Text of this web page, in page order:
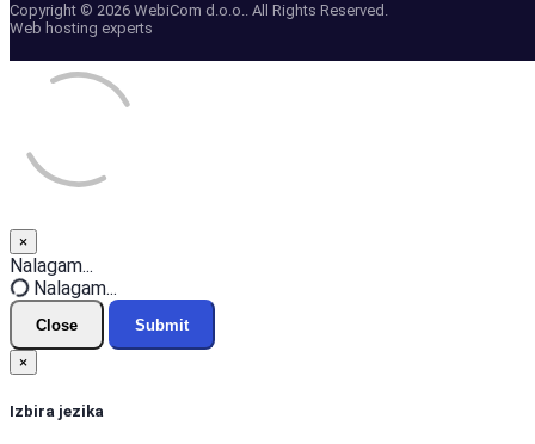
Copyright © 2026 WebiCom d.o.o.. All Rights Reserved.
Web hosting experts
×
Close
Nalagam...
Nalagam...
Close Submit
×
Izbira jezika